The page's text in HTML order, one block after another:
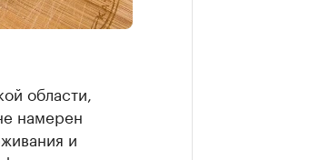
области,
намерен
и